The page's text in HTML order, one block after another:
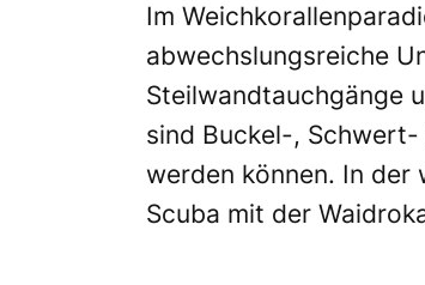
Im
abwechslungsreiche
Steilwandtauchgänge
sind Buckel-,
werden können. In
Scuba mit der